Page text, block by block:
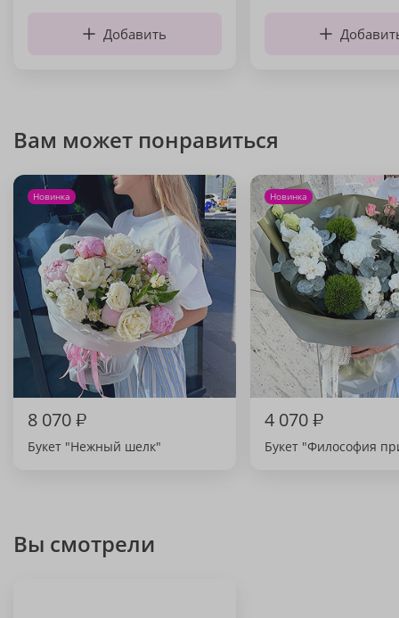
Добавить
Вам может понравиться
Новинка
8 070₽
Букет "Нежный шелк"
Новинка
4 070₽
Букет "Философия
Вы смотрели